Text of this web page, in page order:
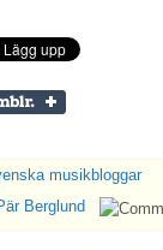
musikbloggar
Berglund